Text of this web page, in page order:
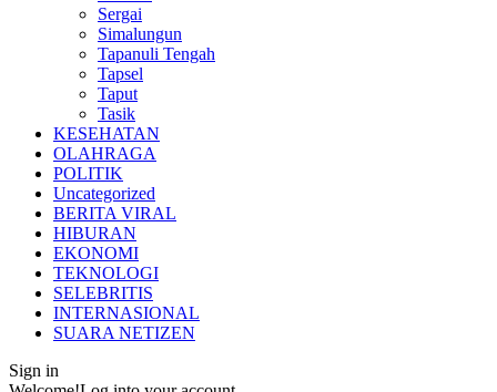
Sergai
Simalungun
Tapanuli Tengah
Tapsel
Taput
Tasik
KESEHATAN
OLAHRAGA
POLITIK
Uncategorized
BERITA VIRAL
HIBURAN
EKONOMI
TEKNOLOGI
SELEBRITIS
INTERNASIONAL
SUARA NETIZEN
Sign in